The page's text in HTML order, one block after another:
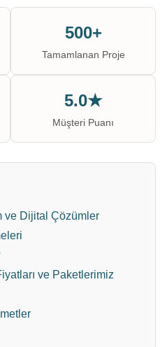
500+
Tamamlanan Proje
5.0★
Müşteri Puanı
ve Dijital Çözümler
ve Paketlerimiz